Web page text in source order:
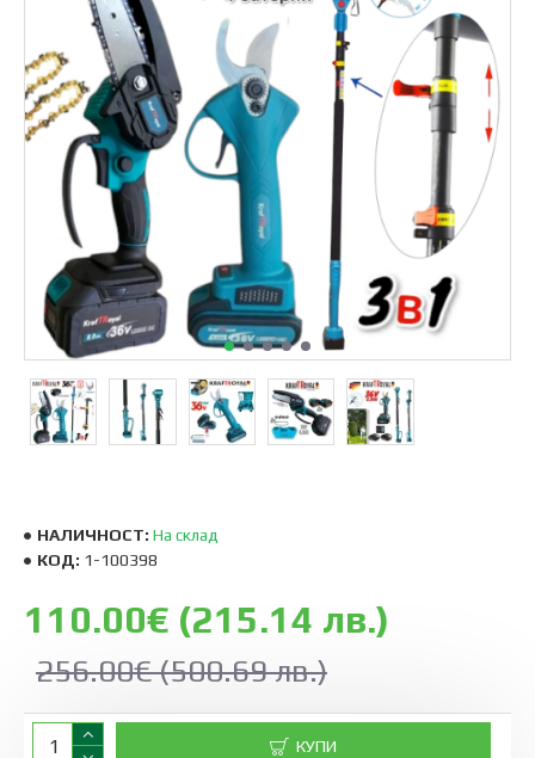
НАЛИЧНОСТ: На склад
КОД: 1-100398
256.00€ (500.69 лв.)
110.00€ (215.14 лв.)
КУПИ